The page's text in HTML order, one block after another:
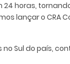
24 horas,
lançar o CRA
no Sul do país,